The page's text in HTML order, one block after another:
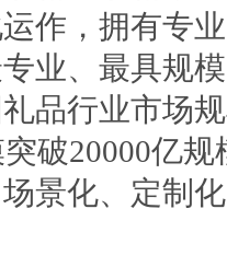
作，拥有专
业、最具规
品行业市场
破20000亿
景化、定制